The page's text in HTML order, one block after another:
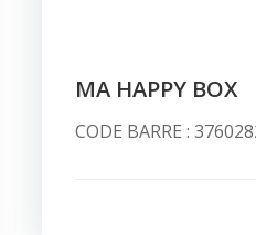
MA HAPPY BOX
CODE BARRE :